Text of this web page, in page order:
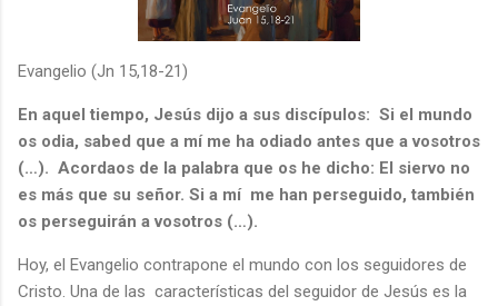
Evangelio (Jn 15,18-21)
En aquel tiempo, Jesús dijo a sus discípulos: Si el mundo
os odia, sabed que a mí me ha odiado antes que a vosotros
(…). Acordaos de la palabra que os he dicho: El siervo no
es más que su señor. Si a mí me han perseguido, también
os perseguirán a vosotros (…).
Hoy, el Evangelio contrapone el mundo con los seguidores de
Cristo. Una de las características del seguidor de Jesús es la